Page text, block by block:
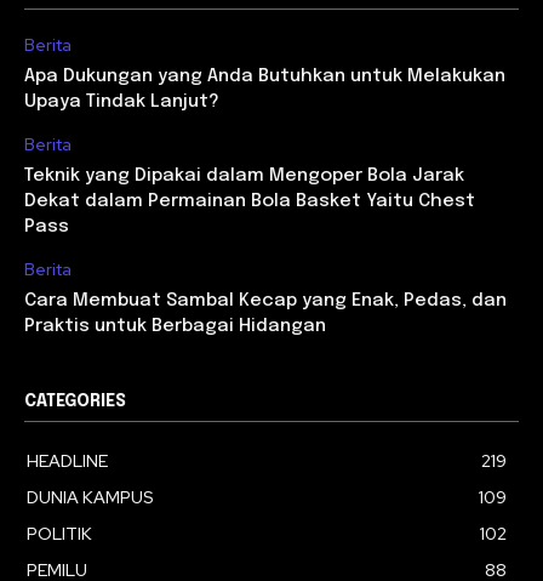
Berita
Apa Dukungan yang Anda Butuhkan untuk Melakukan
Upaya Tindak Lanjut?
Berita
Teknik yang Dipakai dalam Mengoper Bola Jarak
Dekat dalam Permainan Bola Basket Yaitu Chest
Pass
Berita
Cara Membuat Sambal Kecap yang Enak, Pedas, dan
Praktis untuk Berbagai Hidangan
CATEGORIES
HEADLINE
219
DUNIA KAMPUS
109
POLITIK
102
PEMILU
88